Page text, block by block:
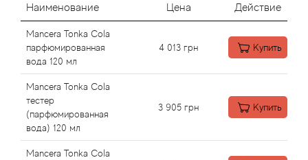
Наименование Цена Действие
Mancera Tonka Cola
парфюмированная
вода 120 мл
4 013 грн Купить
Mancera Tonka Cola
тестер
(парфюмированная
вода) 120 мл
3 905 грн Купить
Mancera Tonka Cola
Alaia Paris
Alexander McQueen
Alexandre Barthet
Alexandre J